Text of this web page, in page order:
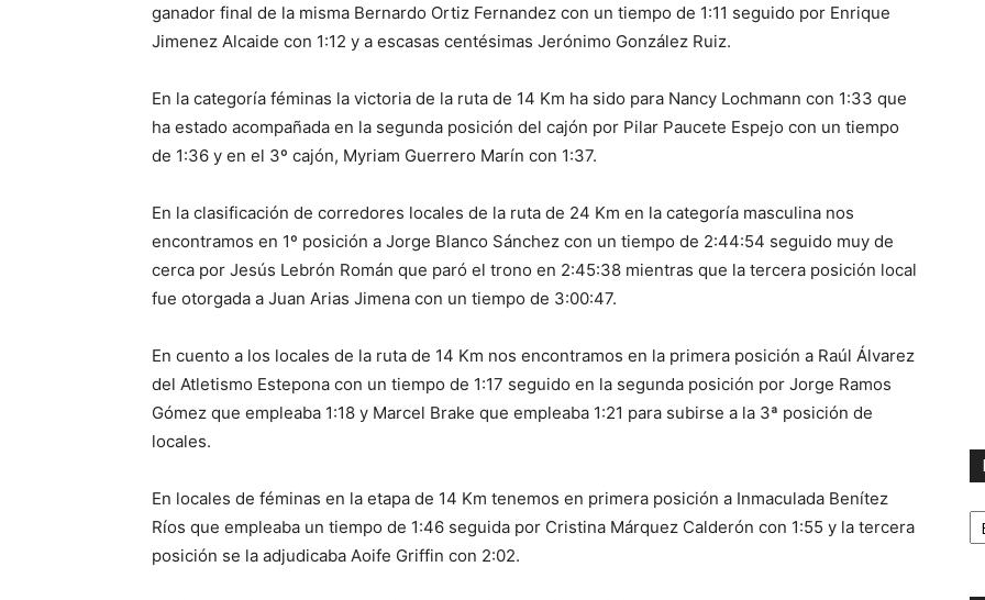
ganador final de la misma Bernardo Ortiz Fernandez con un tiempo de 1:11 seguido por Enrique
Jimenez Alcaide con 1:12 y a escasas centésimas Jerónimo González Ruiz.
En la categoría féminas la victoria de la ruta de 14 Km ha sido para Nancy Lochmann con 1:33 que
ha estado acompañada en la segunda posición del cajón por Pilar Paucete Espejo con un tiempo
de 1:36 y en el 3º cajón, Myriam Guerrero Marín con 1:37.
En la clasificación de corredores locales de la ruta de 24 Km en la categoría masculina nos
encontramos en 1º posición a Jorge Blanco Sánchez con un tiempo de 2:44:54 seguido muy de
cerca por Jesús Lebrón Román que paró el trono en 2:45:38 mientras que la tercera posición local
fue otorgada a Juan Arias Jimena con un tiempo de 3:00:47.
En cuento a los locales de la ruta de 14 Km nos encontramos en la primera posición a Raúl Álvarez
del Atletismo Estepona con un tiempo de 1:17 seguido en la segunda posición por Jorge Ramos
Gómez que empleaba 1:18 y Marcel Brake que empleaba 1:21 para subirse a la 3ª posición de
locales.
En locales de féminas en la etapa de 14 Km tenemos en primera posición a Inmaculada Benítez
Ríos que empleaba un tiempo de 1:46 seguida por Cristina Márquez Calderón con 1:55 y la tercera
posición se la adjudicaba Aoife Griffin con 2:02.